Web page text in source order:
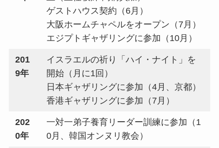
ゲストハウス契約（6月）
大阪ホームチャペルをオープン（7月）
エジプトギャザリングに参加（10月）
201
9年
イスラエルの祈り「ハイ・ナイト」を
開始（月に1回）
日本ギャザリングに参加（4月、京都）
香港ギャザリングに参加（7月）
202
0年
一対一弟子養育リーダー訓練に参加（1
0月、韓国オンヌリ教会）